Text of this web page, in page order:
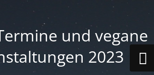
und vegane
2023